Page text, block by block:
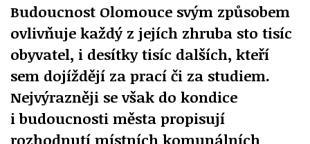
Budoucnost Olomouce svým způsobem
ovlivňuje každý z jejích zhruba sto tisíc
obyvatel, i desítky tisíc dalších, kteří
sem dojíždějí za prací či za studiem.
Nejvýrazněji se však do kondice
i budoucnosti města propisují
rozhodnutí místních komunálních